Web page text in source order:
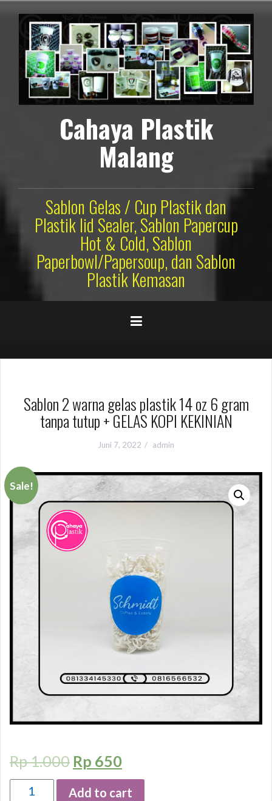
konten
Cahaya Plastik
Malang
Sablon Gelas / Cup Plastik dan
Plastik lid Sealer, Sablon Papercup
Hot & Cold, Sablon
Paperbowl/Papersoup, dan Sablon
Plastik Kemasan
Sablon 2 warna gelas plastik 14 oz 6 gram
tanpa tutup + GELAS KOPI KEKINIAN
Juni 7, 2022 admin
Sale!
Rp1.000 Rp 650
Quantity Add to cart